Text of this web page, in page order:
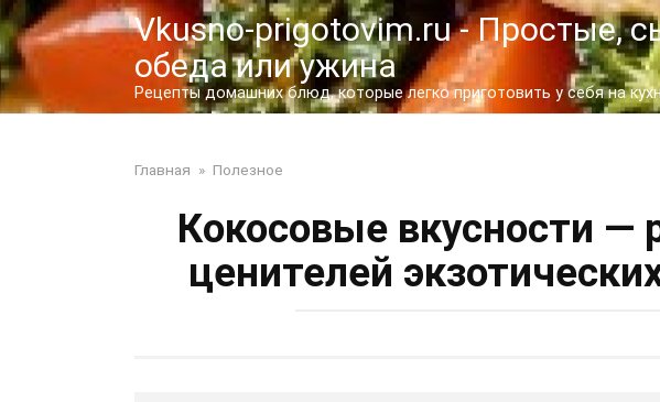
Перейти
к
контенту
Vkusno-prigotovim.ru - Простые,
обеда или ужина
Рецепты домашних блюд, которые легко приготовить у себя на
Главная » Полезное
Кокосовые вкусности —
ценителей